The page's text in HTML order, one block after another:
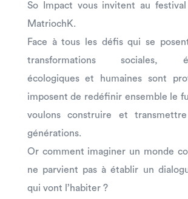
So Impact vous invitent au festival
MatriochK.
Face à tous les défis qui se
transformations sociales,
écologiques et humaines sont
imposent de redéfinir ensemble le
voulons construire et
générations.
Or comment imaginer un monde
ne parvient pas à établir un
qui vont l’habiter ?